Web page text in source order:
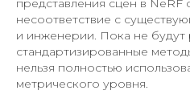
представления сцен в NeRF
несоответствие с
и инженерии. Пока не будут
стандартизированные
нельзя полностью
метрического уровня.